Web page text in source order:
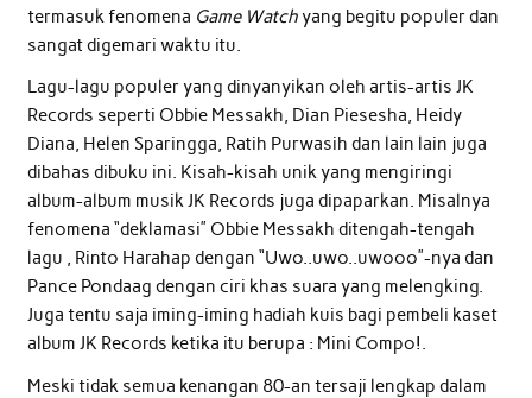
termasuk fenomena Game Watchyang begitu populer dan
sangat digemari waktu itu.
Lagu-lagu populer yang dinyanyikan oleh artis-artis JK
Records seperti Obbie Messakh, Dian Piesesha, Heidy
Diana, Helen Sparingga, Ratih Purwasih dan lain lain juga
dibahas dibuku ini. Kisah-kisah unik yang mengiringi
album-album musik JK Records juga dipaparkan. Misalnya
fenomena “deklamasi” Obbie Messakh ditengah-tengah
lagu , Rinto Harahap dengan “Uwo..uwo..uwooo”-nya dan
Pance Pondaag dengan ciri khas suara yang melengking.
Juga tentu saja iming-iming hadiah kuis bagi pembeli kaset
album JK Records ketika itu berupa : Mini Compo!.
Meski tidak semua kenangan 80-an tersaji lengkap dalam